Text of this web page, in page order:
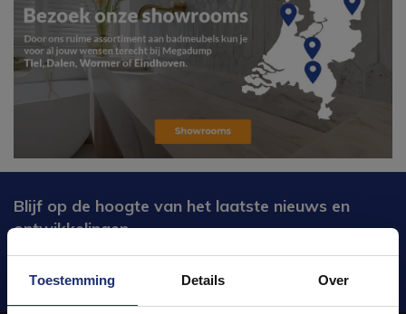
Toestemming Details Over
Blijf op de hoogte van het laatste nieuws en
ontwikkelingen